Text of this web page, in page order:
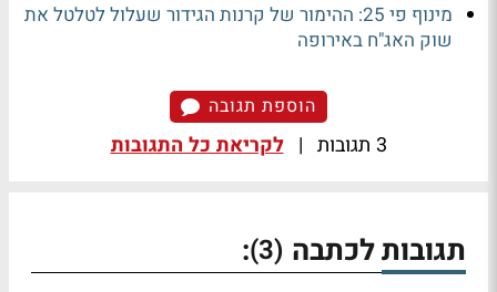
מינוף פי 25: ההימור של קרנות הגידור שעלול לטלטל את
שוק האג"ח באירופה
הוספת תגובה
3 תגובות | לקריאת כל התגובות
תגובות לכתבה (3)
: